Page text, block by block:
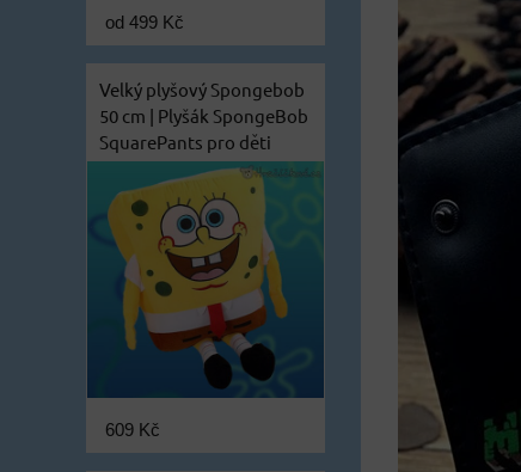
od 499 Kč
Velký plyšový Spongebob
50 cm | Plyšák SpongeBob
SquarePants pro děti
609 Kč